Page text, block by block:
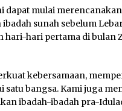
mulai
sunah sebelum
hari pertama di bulan
kebersamaan,
bangsa. Kami juga
ibadah-ibadah pra-